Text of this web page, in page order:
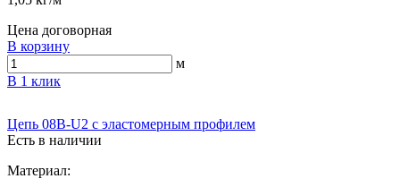
Цена договорная
В корзину
м
В 1 клик
Цепь 08B-U2 с эластомерным профилем
Есть в наличии
Материал: